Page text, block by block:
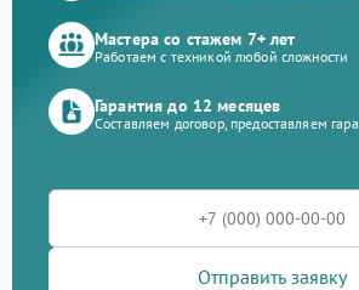
Мастера со стажем 7+ лет
Работаем с техникой любой сложности
Гарантия до 12 месяцев
Составляем договор, предоставляем
Отправить заявку